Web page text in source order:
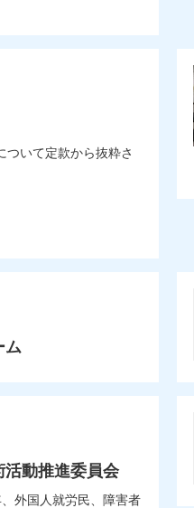
ついて定款から抜粋さ
ム
動推進委員会
外国人就労民、障害者